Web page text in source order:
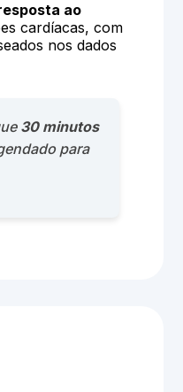
ao
cardíacas, com
nos dados
30 minutos
para